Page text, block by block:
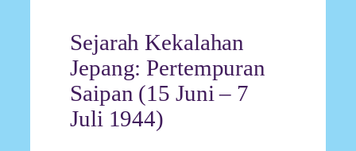
Sejarah Kekalahan
Jepang: Pertempuran
Saipan (15 Juni – 7
Juli 1944)